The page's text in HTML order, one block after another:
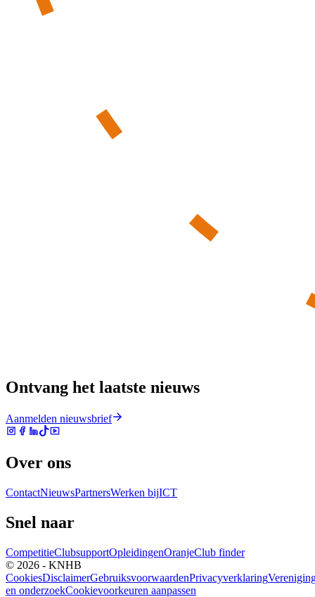
Ontvang het laatste nieuws
Aanmelden nieuwsbrief
Over ons
ContactNieuwsPartnersWerken bijICT
Snel naar
CompetitieClubsupportOpleidingenOranjeClub finder
© 2026 - KNHB
CookiesDisclaimerGebruiksvoorwaardenPrivacyverklaring
en onderzoekCookievoorkeuren aanpassen